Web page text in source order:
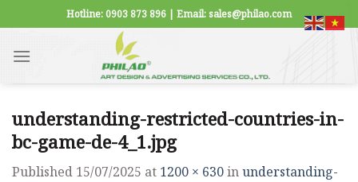
to
content
Hotline: 0903 873 896 | Email: sales@philao.com
understanding-restricted-countries-in-
bc-game-de-4_1.jpg
Published 15/07/2025 at 1200 × 630inunderstanding-